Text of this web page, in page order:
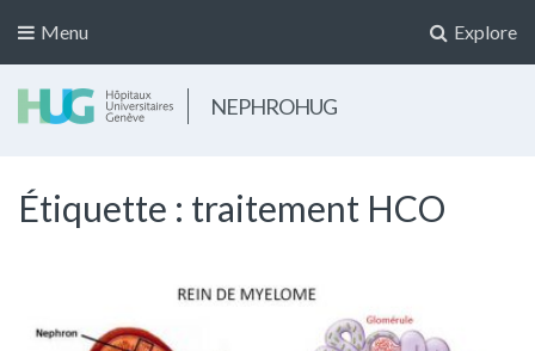
Explore
Menu
NEPHROHUG
Étiquette : traitement HCO